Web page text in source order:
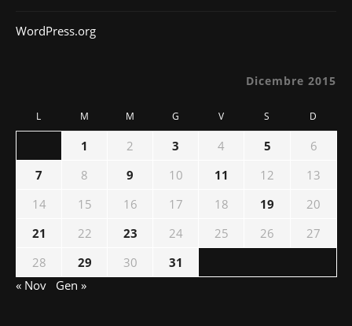
WordPress.org
Dicembre 2015
L M M G V S D
1 2 3 4 5
6
7
8 9 10 11 12
13
14
15 16 17 18 19
20
21
22 23 24 25 26
27
28
29 30
31
« Nov
Gen »